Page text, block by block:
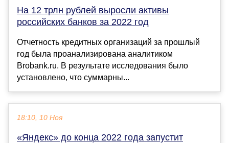
На 12 трлн рублей выросли активы
российских банков за 2022 год
Отчетность кредитных организаций за прошлый
год была проанализирована аналитиком
Brobank.ru. В результате исследования было
установлено, что суммарны...
18:10, 10 Ноя
«Яндекс» до конца 2022 года запустит